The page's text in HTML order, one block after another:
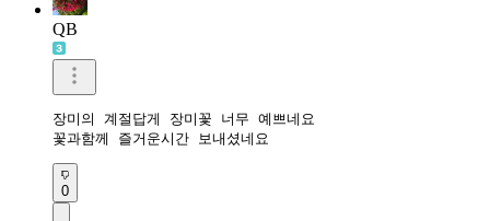
QB
장미의 계절답게 장미꽃 너무 예쁘네요
꽃과함께 즐거운시간 보내셨네요
0